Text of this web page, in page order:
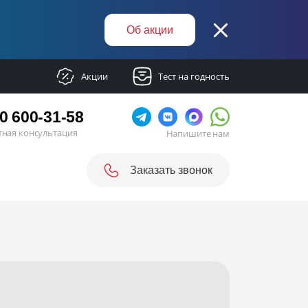
Об акции
Акции Тест на годность
600-31-58
консультация Напишите нам
Заказать звонок